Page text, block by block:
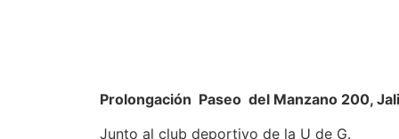
Prolongación Paseo del Manzano 200,
Junto al club deportivo de la U de G.